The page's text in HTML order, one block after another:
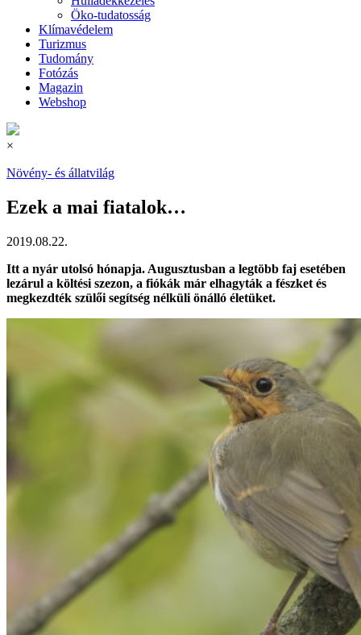
Öko-tudatosság
Klímavédelem
Turizmus
Tudomány
Fotózás
Magazin
Webshop
×
Növény- és állatvilág
Ezek a mai fiatalok…
2019.08.22.
Itt a nyár utolsó hónapja. Augusztusban a legtöbb faj esetében
lezárul a költési szezon, a fiókák már elhagyták a fészket és
megkezdték szülői segítség nélküli önálló életüket.